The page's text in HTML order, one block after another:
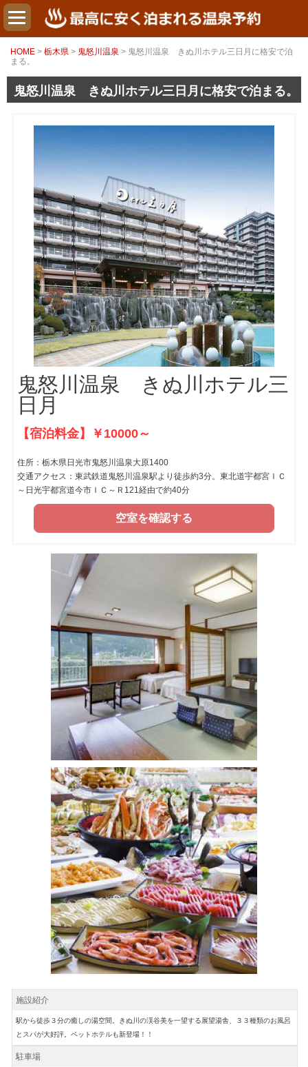
HOME > 栃木県 > 鬼怒川温泉 > 鬼怒川温泉 きぬ川ホテル三日月に格安で泊
まる。
鬼怒川温泉 きぬ川ホテル三日月に格安で泊まる。
鬼怒川温泉 きぬ川ホテル三
日月
【宿泊料金】￥10000～
住所：栃木県日光市鬼怒川温泉大原1400
交通アクセス：東武鉄道鬼怒川温泉駅より徒歩約3分。東北道宇都宮ＩＣ
～日光宇都宮道今市ＩＣ～Ｒ121経由で約40分
空室を確認する
施設紹介
駅から徒歩３分の癒しの湯空間。きぬ川の渓谷美を一望する展望湯舎、３３種類のお風呂
とスパが大好評。ペットホテルも新登場！！
駐車場